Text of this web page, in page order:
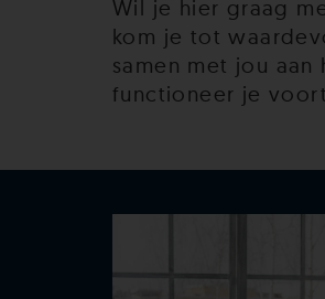
Wil je hier graag
kom je tot
samen met jou
functioneer je